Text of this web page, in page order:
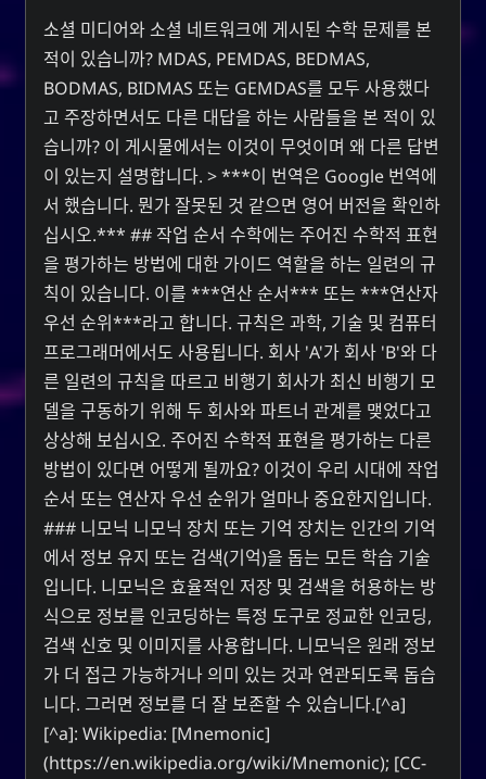
소셜 미디어와 소셜 네트워크에 게시된 수학 문제를 본
적이 있습니까? MDAS, PEMDAS, BEDMAS,
BODMAS, BIDMAS 또는 GEMDAS를 모두 사용했다
고 주장하면서도 다른 대답을 하는 사람들을 본 적이 있
습니까? 이 게시물에서는 이것이 무엇이며 왜 다른 답변
이 있는지 설명합니다. > ***이 번역은 Google 번역에
서 했습니다. 뭔가 잘못된 것 같으면 영어 버전을 확인하
십시오.*** ## 작업 순서 수학에는 주어진 수학적 표현
을 평가하는 방법에 대한 가이드 역할을 하는 일련의 규
칙이 있습니다. 이를 ***연산 순서*** 또는 ***연산자
우선 순위***라고 합니다. 규칙은 과학, 기술 및 컴퓨터
프로그래머에서도 사용됩니다. 회사 'A'가 회사 'B'와 다
른 일련의 규칙을 따르고 비행기 회사가 최신 비행기 모
델을 구동하기 위해 두 회사와 파트너 관계를 맺었다고
상상해 보십시오. 주어진 수학적 표현을 평가하는 다른
방법이 있다면 어떻게 될까요? 이것이 우리 시대에 작업
순서 또는 연산자 우선 순위가 얼마나 중요한지입니다.
### 니모닉 니모닉 장치 또는 기억 장치는 인간의 기억
에서 정보 유지 또는 검색(기억)을 돕는 모든 학습 기술
입니다. 니모닉은 효율적인 저장 및 검색을 허용하는 방
식으로 정보를 인코딩하는 특정 도구로 정교한 인코딩,
검색 신호 및 이미지를 사용합니다. 니모닉은 원래 정보
가 더 접근 가능하거나 의미 있는 것과 연관되도록 돕습
니다. 그러면 정보를 더 잘 보존할 수 있습니다.[^a]
[^a]: Wikipedia: [Mnemonic]
(https://en.wikipedia.org/wiki/Mnemonic); [CC-